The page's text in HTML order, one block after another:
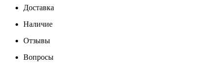
Доставка
Наличие
Отзывы
Вопросы